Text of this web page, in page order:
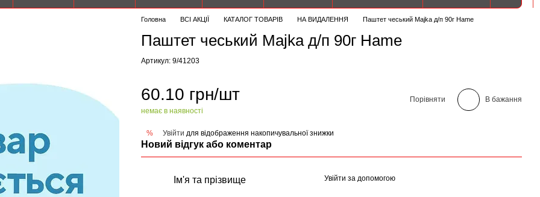
Головна ВСІ АКЦІЇ КАТАЛОГ ТОВАРІВ НА ВИДАЛЕННЯ Паштет чеський Majka д/п 90г Hame
Паштет чеський Majka д/п 90г Hame
Артикул: 9/41203
60.10 грн/шт
немає в наявності
Порівняти В бажання
% Увійти для відображення накопичувальної знижки
Новий відгук або коментар
Увійти за допомогою